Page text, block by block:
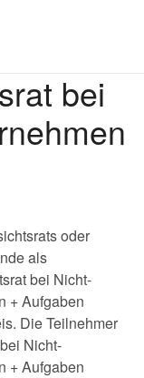
bei
oder
als
bei Nicht-
+ Aufgaben
Die Teilnehmer
Nicht-
+ Aufgaben